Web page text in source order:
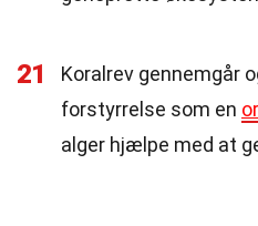
21
Koralrev gennemgår
forstyrrelse som en
alger hjælpe med at